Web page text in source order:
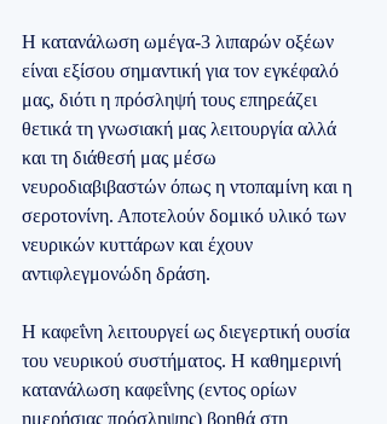
Η κατανάλωση ωμέγα-3 λιπαρών οξέων
είναι εξίσου σημαντική για τον εγκέφαλό
μας, διότι η πρόσληψή τους επηρεάζει
θετικά τη γνωσιακή μας λειτουργία αλλά
και τη διάθεσή μας μέσω
νευροδιαβιβαστών όπως η ντοπαμίνη και η
σεροτονίνη. Αποτελούν δομικό υλικό των
νευρικών κυττάρων και έχουν
αντιφλεγμονώδη δράση.
Η καφεΐνη λειτουργεί ως διεγερτική ουσία
του νευρικού συστήματος. Η καθημερινή
κατανάλωση καφεΐνης (εντος ορίων
ημερήσιας πρόσληψης) βοηθά στη